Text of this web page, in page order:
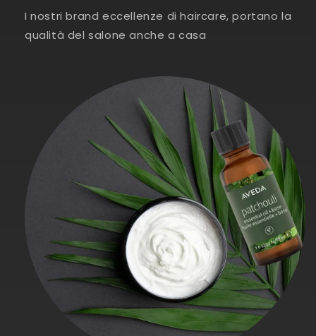
I nostri brand eccellenze di haircare, portano la
qualità del salone anche a casa